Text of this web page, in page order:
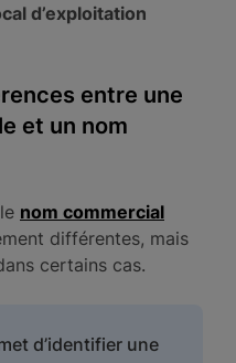
d’exploitation
entre une
et un nom
nom commercial
différentes, mais
certains cas.
d’identifier une